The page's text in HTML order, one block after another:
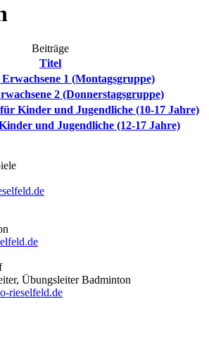
Beiträge
Titel
1 (Montagsgruppe)
2 (Donnerstagsgruppe)
Kinder und Jugendliche (10-17 Jahre)
und Jugendliche (12-17 Jahre)
Übungsleiter Badminton
rieselfeld.de